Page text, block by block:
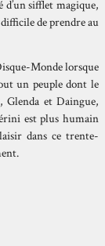
d’un sifflet magique,
de prendre au
Monde lorsque
un peuple dont le
Glenda et Daingue,
est plus humain
dans ce trente-